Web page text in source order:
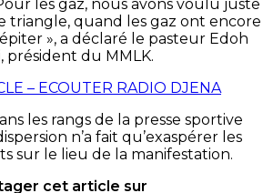
les gaz, nous avons voulu juste
triangle, quand les gaz ont encore
», a déclaré le pasteur Edoh
président du MMLK.
les rangs de la presse sportive
n’a fait qu’exaspérer les
sur le lieu de la manifestation.
cet article sur